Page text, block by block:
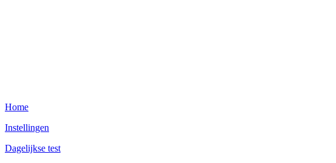
Home
Instellingen
Dagelijkse test